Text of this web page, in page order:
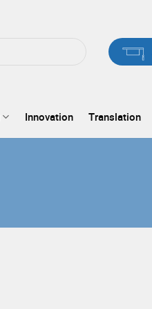
Innovation Translation